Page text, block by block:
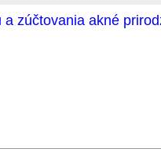
zúčtovania akné